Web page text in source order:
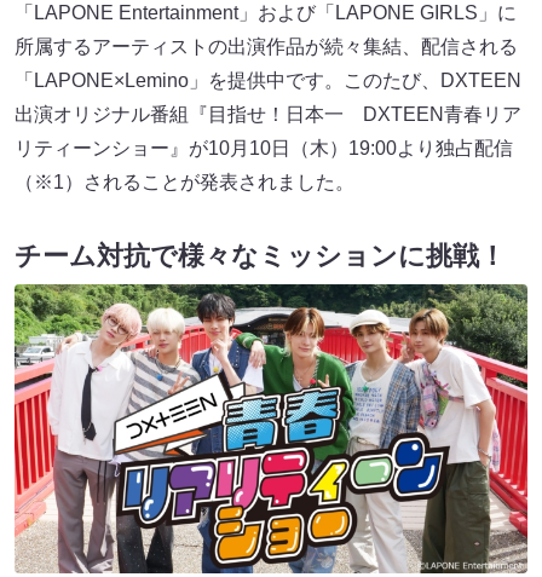
「LAPONE Entertainment」および「LAPONE GIRLS」に
所属するアーティストの出演作品が続々集結、配信される
「LAPONE×Lemino」を提供中です。このたび、DXTEEN
出演オリジナル番組『目指せ！日本一 DXTEEN青春リア
リティーンショー』が10月10日（木）19:00より独占配信
（※1）されることが発表されました。
チーム対抗で様々なミッションに挑戦！